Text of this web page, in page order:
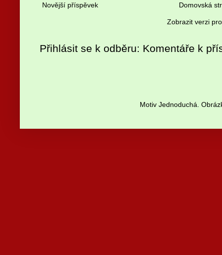
Novější příspěvek Domovská
Zobrazit verzi
Přihlásit se k odběru: Komentáře k
Motiv Jednoduchá.